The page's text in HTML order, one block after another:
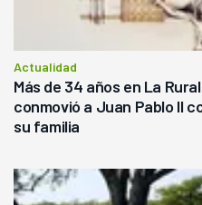
Actualidad
Más de 34 años en La
conmovió a Juan Pablo II
su familia